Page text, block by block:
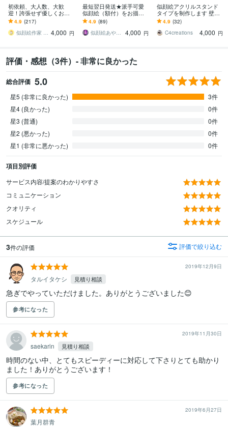
初依頼、大人数、大歓
迎！誇張せず優しくお描
きします 古希、還暦や敬
老、父母の日、大切な家
族への想いを形にします
4.9 (217)
似顔絵作家 mogu 4,000 円
最短翌日発送★派手可愛
似顔絵（額付）をお描き
します 水彩画のキラキラ
背景のカラフルで可愛い
似顔絵です^ ^
4.9 (89)
似顔絵あやぱんだ
4,000 円
似顔絵アクリルスタンド
タイプを制作します 壁穴
が開けられない賃貸でも
安心！受け手に配慮した
ギフト♪
4.9 (32)
C4creations
4,000 円
評価・感想（3件）- 非常に良かった
総合評価 5.0
星5 (非常に良かった)
3件
星4 (良かった)
0件
星3 (普通)
0件
星2 (悪かった)
0件
星1 (非常に悪かった)
0件
項目別評価
サービス内容/提案のわかりやすさ
コミュニケーション
クオリティ
スケジュール
3件の評価 評価で絞り込む
2019年12月9日
タルイタケシ 見積り相談
急ぎでやっていただけました。ありがとうございました😊
参考になった
2019年11月30日
saekarin 見積り相談
時間のない中、とてもスピーディーに対応して下さりとても助かり
ました！ありがとうございます！
参考になった
2019年6月27日
葉月群青